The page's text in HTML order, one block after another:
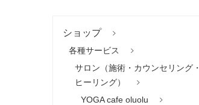
ショップ
各種サービス
サロン（施術・カウンセリング・
ヒーリング）
YOGA cafe oluolu